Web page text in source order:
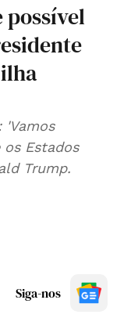
'Vamos
Estados
Trump.
Siga-nos